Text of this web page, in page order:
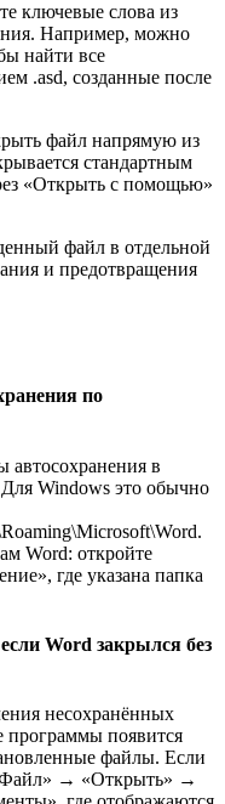
ключевые слова из
Например, можно
найти все
.asd, созданные после
файл напрямую из
стандартным
«Открыть с помощью»
файл в отдельной
и предотвращения
по
в
Windows это обычно
Word: откройте
где указана папка
Word закрылся без
несохранённых
программы появится
файлы. Если
→ «Открыть» →